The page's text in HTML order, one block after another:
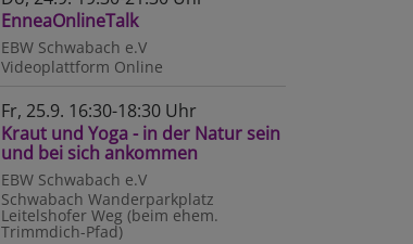
EnneaOnlineTalk
EBW Schwabach e.V
Videoplattform Online
Fr, 25.9. 16:30-18:30 Uhr
Kraut und Yoga - in der Natur sein
und bei sich ankommen
EBW Schwabach e.V
Schwabach Wanderparkplatz
Leitelshofer Weg (beim ehem.
Trimmdich-Pfad)